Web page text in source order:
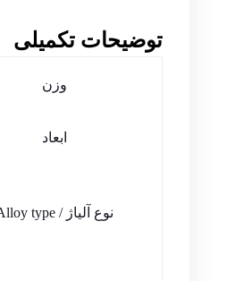
توضیحات تکمیلی
وزن
ابعاد
نوع آلیاژ / Alloy type